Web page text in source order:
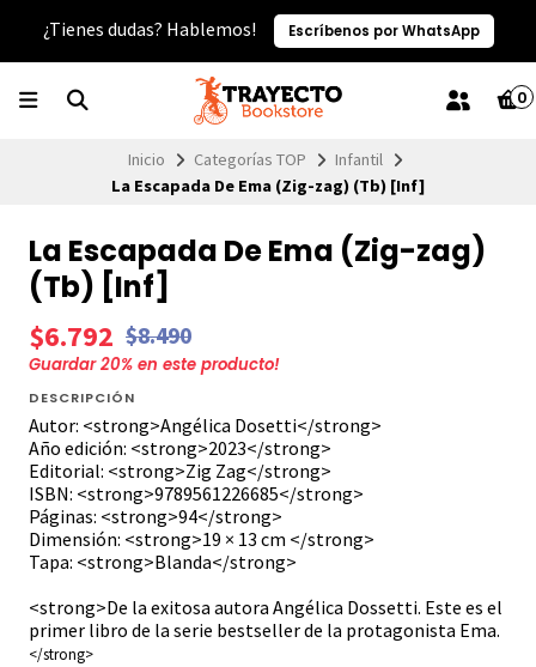
¿Tienes dudas? Hablemos! Escríbenos por WhatsApp
0
Inicio Categorías TOP
Infantil
La Escapada De Ema (Zig-zag) (Tb) [Inf]
La Escapada De Ema (Zig-zag)
(Tb) [Inf]
$6.792 $8.490
Guardar20% en este producto!
DESCRIPCIÓN
Autor: <strong>Angélica Dosetti</strong>
Año edición: <strong>2023</strong>
Editorial: <strong>Zig Zag</strong>
ISBN: <strong>9789561226685</strong>
Páginas: <strong>94</strong>
Dimensión: <strong>19 × 13 cm </strong>
Tapa: <strong>Blanda</strong>
<strong>De la exitosa autora Angélica Dossetti. Este es el
primer libro de la serie bestseller de la protagonista Ema.
</strong>